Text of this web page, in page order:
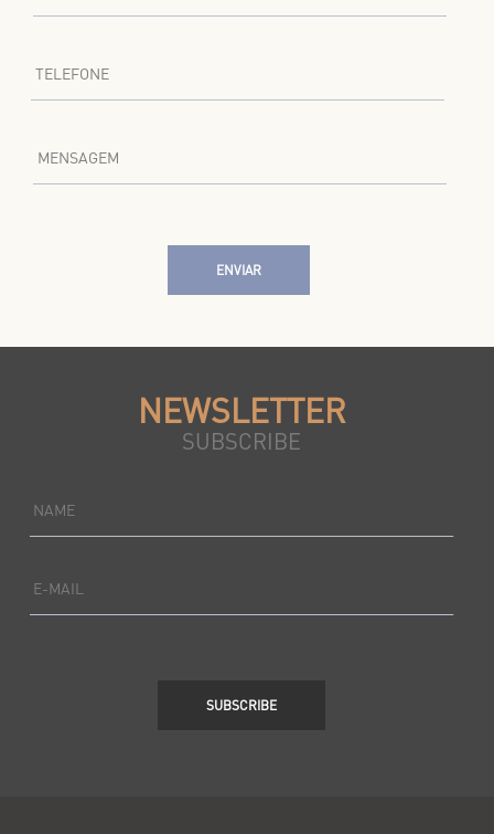
TELEFONE
MENSAGEM
ENVIAR
NEWSLETTER
SUBSCRIBE
NAME
E-MAIL
SUBSCRIBE